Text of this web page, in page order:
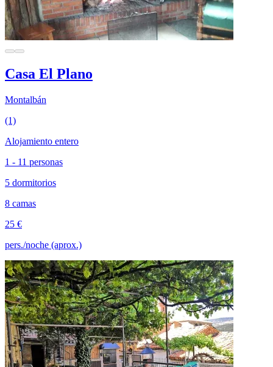
Casa El Plano
Montalbán
(1)
Alojamiento entero
1 - 11 personas
5 dormitorios
8 camas
25 €
pers./noche (aprox.)